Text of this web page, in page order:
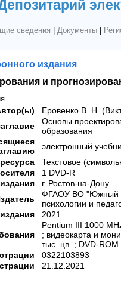
сведения Документы|
издания
и
Еровенко В. Н.
Основы
образования
электронный
Текстовое
1 DVD-R
г. Ростов-на-Дону
ФГАОУ ВО "Южный
психологии и
2021
Pentium III 1000
; видеокарта и
тыс. цв. ; DVD-
0322103893
21.12.2021